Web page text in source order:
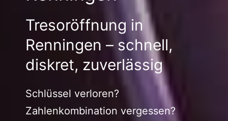
Tresoröffnung in
Renningen – schnell,
diskret, zuverlässig
Schlüssel verloren?
Zahlenkombination vergessen?